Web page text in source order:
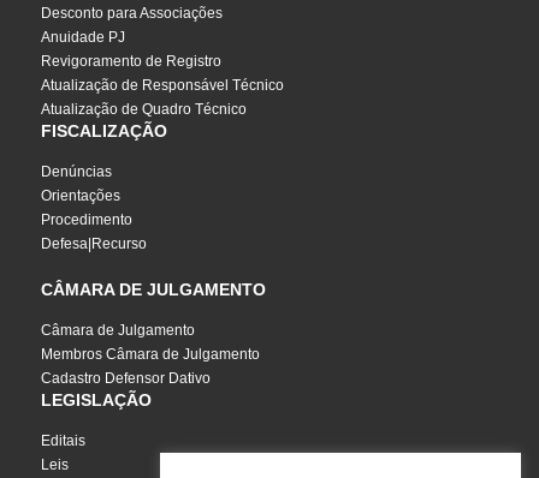
Desconto para Associações
Anuidade PJ
Revigoramento de Registro
Atualização de Responsável Técnico
Atualização de Quadro Técnico
FISCALIZAÇÃO
Denúncias
Orientações
Procedimento
Defesa|Recurso
CÂMARA DE JULGAMENTO
Câmara de Julgamento
Membros Câmara de Julgamento
Cadastro Defensor Dativo
LEGISLAÇÃO
Editais
Leis